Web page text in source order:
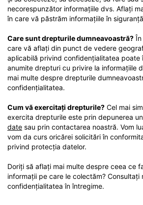
necorespunzător informațiile dvs. Aflați
în care vă păstrăm informațiile în
Care sunt drepturile dumneavoastră?
care vă aflați din punct de vedere
aplicabilă privind confidențialitatea poate
anumite drepturi cu privire la informațiile
mai multe despre drepturile
confidențialitatea.
Cum vă exercitați drepturile? Cel mai
exercita drepturile este prin depunerea
date sau prin contactarea noastră. Vom
vom da curs oricărei solicitări în
privind protecția datelor.
Doriți să aflați mai multe despre ceea ce
informații pe care le colectăm? Consultați
confidențialitatea în întregime.